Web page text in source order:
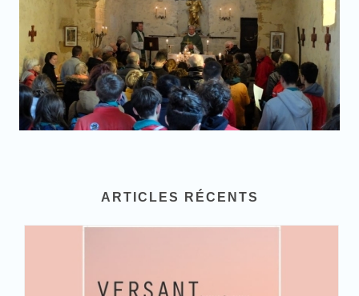
ARTICLES RÉCENTS